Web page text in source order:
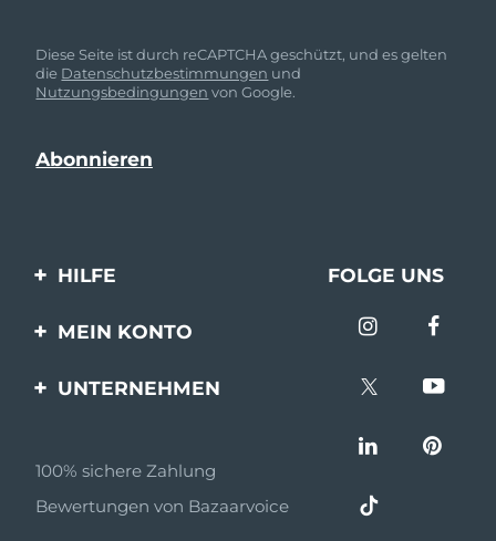
Diese Seite ist durch reCAPTCHA geschützt, und es gelten
die Datenschutzbestimmungen und
Nutzungsbedingungen von Google.
HILFE
Kontaktiere uns
FOLGE UNS
MEIN KONTO
UNTERNEHMEN
Partnerprogramm
Partner Nachrichten
100% sichere Zahlung
Bewertungen von Bazaarvoice